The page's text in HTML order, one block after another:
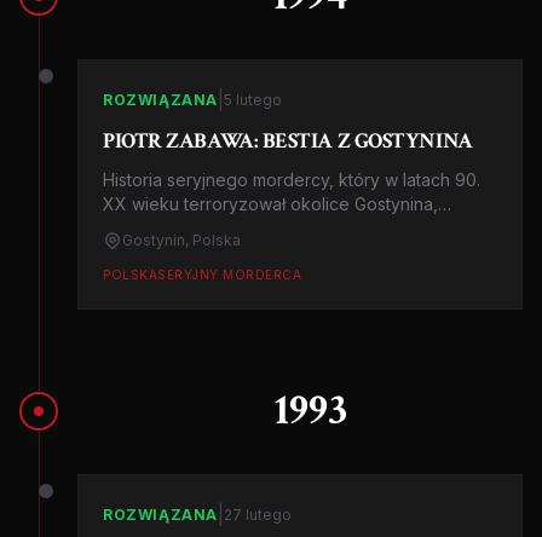
ROZWIĄZANA 5 lutego
PIOTR ZABAWA: BESTIA Z GOSTYNINA
Historia seryjnego mordercy, który w latach 90.
XX wieku terroryzował okolice Gostynina,
pozostawiając po sobie szlak okrutnych zbrodni
i trwale wpisując się w annały polskiej
kryminalistyki.
Gostynin, Polska
POLSKASERYJNY MORDERCA
1993
ROZWIĄZANA 27 lutego